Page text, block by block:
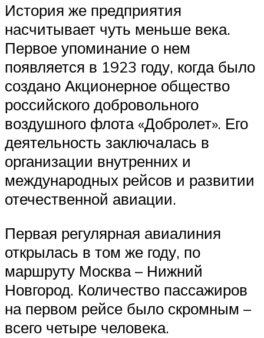
История же предприятия
насчитывает чуть меньше века.
Первое упоминание о нем
появляется в 1923 году, когда было
создано Акционерное общество
российского добровольного
воздушного флота «Добролет». Его
деятельность заключалась в
организации внутренних и
международных рейсов и развитии
отечественной авиации.
Первая регулярная авиалиния
открылась в том же году, по
маршруту Москва – Нижний
Новгород. Количество пассажиров
на первом рейсе было скромным –
всего четыре человека.